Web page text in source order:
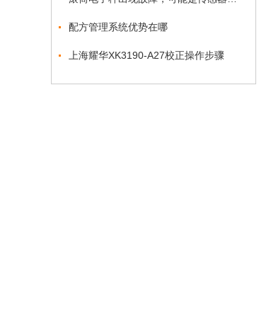
配方管理系统优势在哪
上海耀华XK3190-A27校正操作步骤